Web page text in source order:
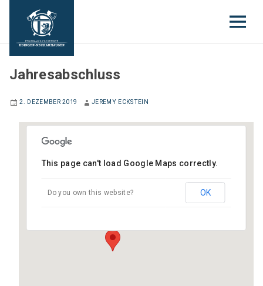
JUGENDFEUERWEHR
Jahresabschluss
2. DEZEMBER 2019 JEREMY ECKSTEIN
Gerätehaus Edingen
Gartenstraße 6 - Edingen-Neckarhausen
This page can't load Google Maps correctly.
Do you own this website? OK